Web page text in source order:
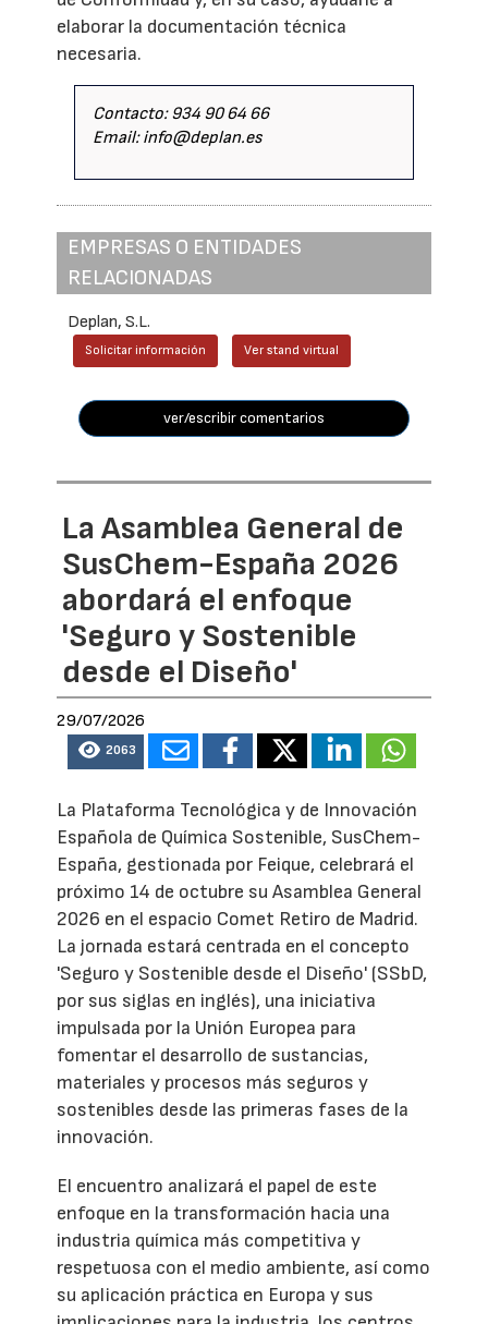
elaborar la documentación técnica
necesaria.
Contacto: 934 90 64 66
Email: info@deplan.es
EMPRESAS O ENTIDADES
RELACIONADAS
Deplan, S.L.
Solicitar información Ver stand virtual
ver/escribir comentarios
La Asamblea General de
SusChem-España 2026
abordará el enfoque
'Seguro y Sostenible
desde el Diseño'
29/07/2026
2063
La Plataforma Tecnológica y de Innovación
Española de Química Sostenible, SusChem-
España, gestionada por Feique, celebrará el
próximo 14 de octubre su Asamblea General
2026 en el espacio Comet Retiro de Madrid.
La jornada estará centrada en el concepto
'Seguro y Sostenible desde el Diseño' (SSbD,
por sus siglas en inglés), una iniciativa
impulsada por la Unión Europea para
fomentar el desarrollo de sustancias,
materiales y procesos más seguros y
sostenibles desde las primeras fases de la
innovación.
El encuentro analizará el papel de este
enfoque en la transformación hacia una
industria química más competitiva y
respetuosa con el medio ambiente, así como
su aplicación práctica en Europa y sus